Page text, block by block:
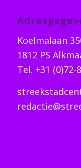
Koelmalaan
1812 PS
Tel. +31 (0)72-